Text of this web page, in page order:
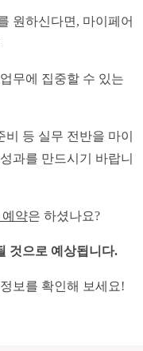
원하신다면, 마이페어
무에 집중할 수 있는
등 실무 전반을 마이
과를 만드시기 바랍니
예약은 하셨나요?
것으로 예상됩니다.
보를 확인해 보세요!